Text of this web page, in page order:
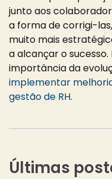
junto aos
a forma de corrigi-
muito mais
a alcançar o
importância da
implementar
gestão de RH.
Últimas